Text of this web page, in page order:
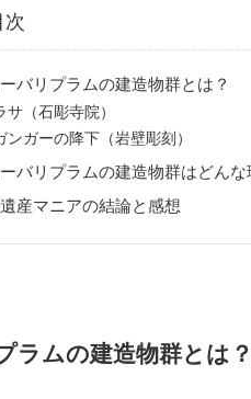
次
バリプラムの建造物群とは？
サ（石彫寺院）
ンガーの降下（岩壁彫刻）
バリプラムの建造物群はどん
産マニアの結論と感想
ラムの建造物群とは